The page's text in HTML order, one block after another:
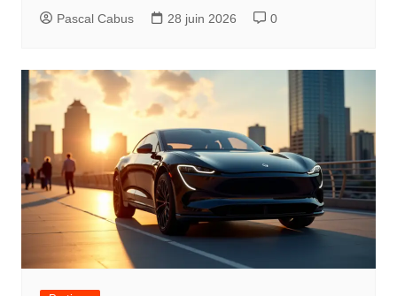
Pascal Cabus 28 juin 2026 0